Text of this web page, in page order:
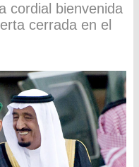
cordial bienvenida
cerrada en el